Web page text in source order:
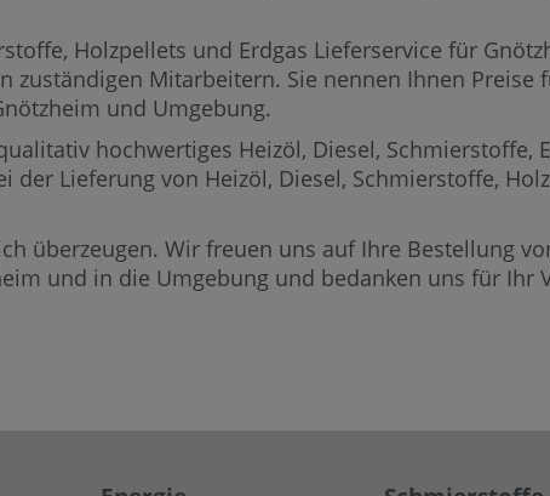
Holzpellets und Erdgas Lieferservice für
zuständigen Mitarbeitern. Sie nennen Ihnen Preise
und Umgebung.
hochwertiges Heizöl, Diesel, Schmierstoffe,
Lieferung von Heizöl, Diesel, Schmierstoffe,
überzeugen. Wir freuen uns auf Ihre Bestellung
und in die Umgebung und bedanken uns für Ihr